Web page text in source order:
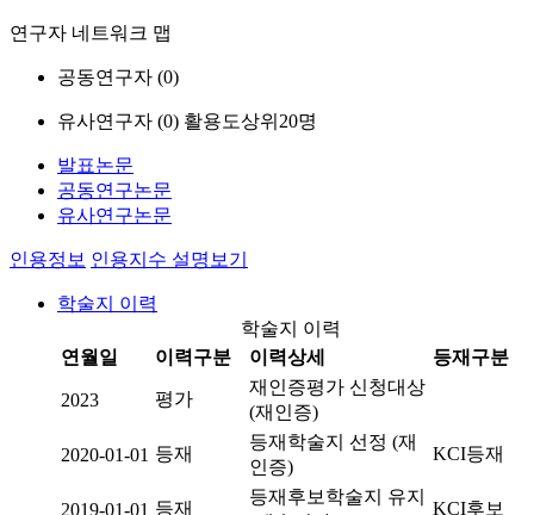
연구자 네트워크 맵
공동연구자 (0)
유사연구자 (0) 활용도상위20명
발표논문
공동연구논문
유사연구논문
인용정보 인용지수 설명보기
학술지 이력
학술지 이력
연월일
이력구분 이력상세 등재구분
2023 평가
재인증평가 신청대상
(재인증)
2020-01-01 등재
등재학술지 선정 (재
인증)
KCI등재
2019-01-01 등재
등재후보학술지 유지
KCI후보